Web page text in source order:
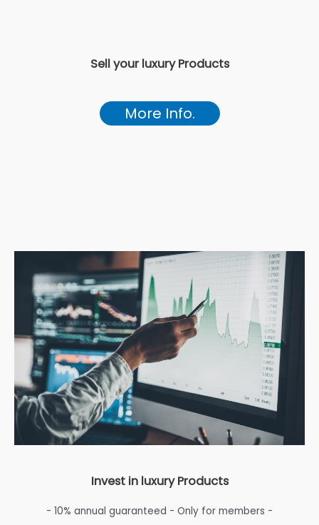
Sell your luxury Products
More Info.
Invest in luxury Products
- 10% annual guaranteed - Only for members -